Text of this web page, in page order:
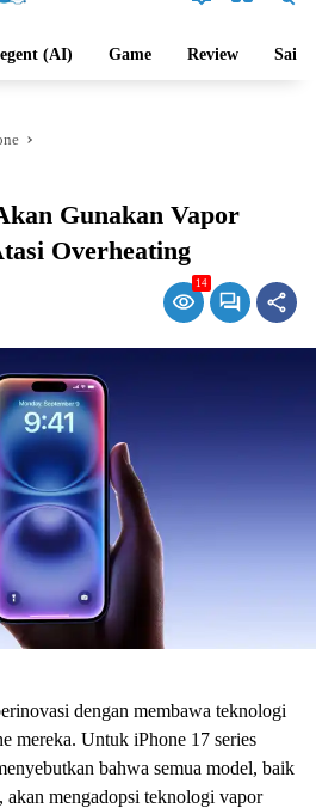
(AI) Game Review Sains
Gunakan Vapor
Overheating
14
dengan membawa teknologi
mereka. Untuk iPhone 17 series
bahwa semua model, baik
akan mengadopsi teknologi vapor